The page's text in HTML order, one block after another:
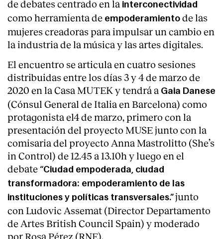
de debates centrado en la interconectividad
como herramienta de empoderamiento de las
mujeres creadoras para impulsar un cambio en
la industria de la música y las artes digitales.
El encuentro se articula en cuatro sesiones
distribuidas entre los días 3 y 4 de marzo de
2020 en la Casa MUTEK y tendrá a Gaia Danese
(Cónsul General de Italia en Barcelona) como
protagonista el4 de marzo, primero con la
presentación del proyecto MUSE junto con la
comisaria del proyecto Anna Mastrolitto (She’s
in Control) de 12.45 a 13.10h y luego en el
debate “Ciudad empoderada, ciudad
transformadora: empoderamiento de las
instituciones y políticas transversales.”junto
con Ludovic Assemat (Director Departamento
de Artes British Council Spain) y moderado
por Rosa Pérez (RNE).